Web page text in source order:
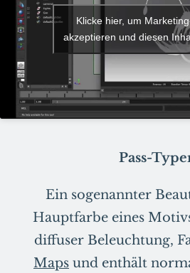
Klicke hier, um
akzeptieren und diesen
Pass-
Ein sogenannter
Hauptfarbe eines
diffuser Beleuchtung,
Maps und enthält